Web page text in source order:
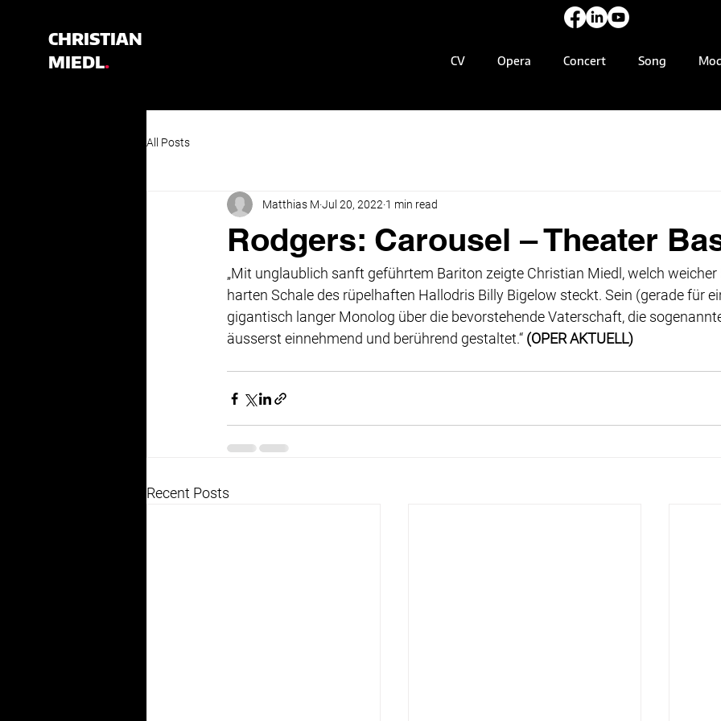
CHRISTIAN
MIEDL. CV Opera Concert Song
All Posts
Rodgers: Carousel – Theater
Matthias M Jul 20, 2022 1 min read
„Mit unglaublich sanft geführtem Bariton zeigte Christian Miedl, welch weicher
harten Schale des rüpelhaften Hallodris Billy Bigelow steckt. Sein (gerade für
gigantisch langer Monolog über die bevorstehende Vaterschaft, die
äusserst einnehmend und berührend gestaltet.“ (OPER AKTUELL)
Recent Posts